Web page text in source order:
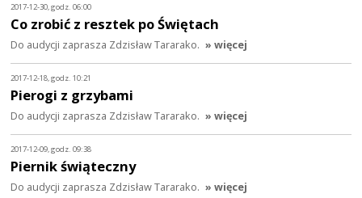
2017-12-30, godz. 06:00
Co zrobić z resztek po Świętach
Do audycji zaprasza Zdzisław Tararako. » więcej
2017-12-18, godz. 10:21
Pierogi z grzybami
Do audycji zaprasza Zdzisław Tararako. » więcej
2017-12-09, godz. 09:38
Piernik świąteczny
Do audycji zaprasza Zdzisław Tararako. » więcej